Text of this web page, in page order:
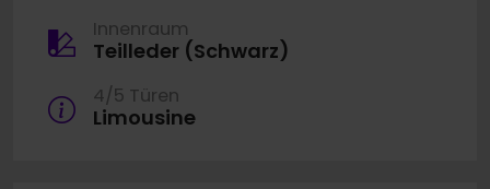
Innenraum
Teilleder (Schwarz)
4/5 Türen
Limousine